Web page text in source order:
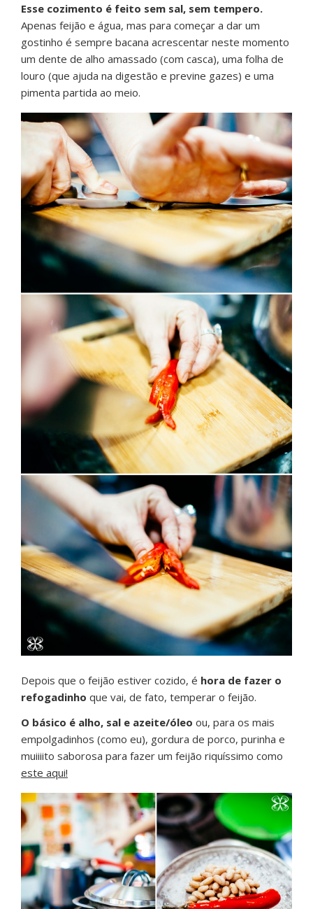
Esse cozimento é feito sem sal, sem tempero.
Apenas feijão e água, mas para começar a dar um
gostinho é sempre bacana acrescentar neste momento
um dente de alho amassado (com casca), uma folha de
louro (que ajuda na digestão e previne gazes) e uma
pimenta partida ao meio.
Depois que o feijão estiver cozido, é hora de fazer o
refogadinho que vai, de fato, temperar o feijão.
O básico é alho, sal e azeite/óleo ou, para os mais
empolgadinhos (como eu), gordura de porco, purinha e
muiiiito saborosa para fazer um feijão riquíssimo como
este aqui!